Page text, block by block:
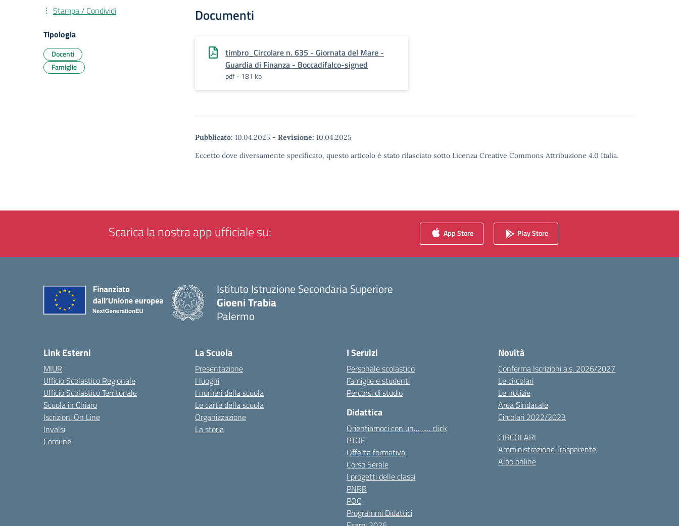
Documenti
timbro_Circolare n. 635 - Giornata del Mare -
Guardia di Finanza - Boccadifalco-signed
pdf - 181 kb
Pubblicato: 10.04.2025 - Revisione: 10.04.2025
Eccetto dove diversamente specificato, questo articolo è stato rilasciato sotto Licenza Creative Commons Attribuzione 4.0 Italia.
Stampa / Condividi
Tipologia
Docenti
Famiglie
Scarica la nostra app ufficiale su: App Store Play Store
Istituto Istruzione Secondaria Superiore
Gioeni Trabia
Palermo
Link Esterni
MIUR
Ufficio Scolastico Regionale
Ufficio Scolastico Territoriale
Scuola in Chiaro
Iscrizioni On Line
Invalsi
Comune
La Scuola
Presentazione
I luoghi
I numeri della scuola
Le carte della scuola
Organizzazione
La storia
I Servizi
Personale scolastico
Famiglie e studenti
Percorsi di studio
Didattica
Orientiamoci con un……… click
PTOF
Offerta formativa
Corso Serale
I progetti delle classi
PNRR
POC
Programmi Didattici
Novità
Conferma Iscrizioni a.s. 2026/2027
Le circolari
Le notizie
Area Sindacale
Circolari 2022/2023
CIRCOLARI
Amministrazione Trasparente
Albo online